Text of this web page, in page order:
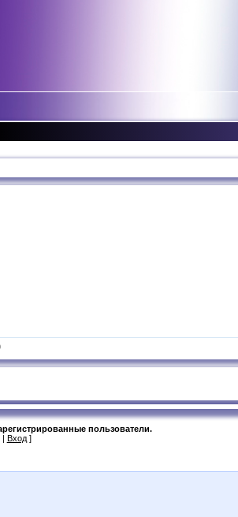
пользователи.
| Вход]